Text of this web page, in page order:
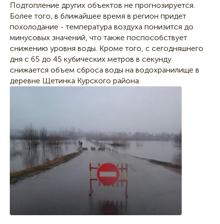
Подтопление других объектов не прогнозируется.
Более того, в ближайшее время в регион придет
похолодание - температура воздуха понизится до
минусовых значений, что также поспособствует
снижению уровня воды. Кроме того, с сегодняшнего
дня с 65 до 45 кубических метров в секунду
снижается объем сброса воды на водохранилище в
деревне Щетинка Курского района.